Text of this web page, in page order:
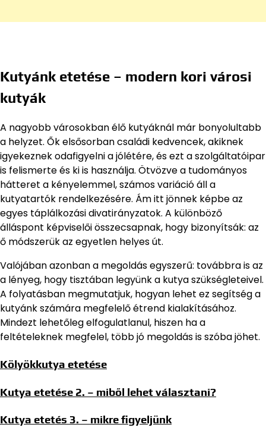
Kutyánk etetése – modern kori városi
kutyák
A nagyobb városokban élő kutyáknál már bonyolultabb
a helyzet. Ők elsősorban családi kedvencek, akiknek
igyekeznek odafigyelni a jólétére, és ezt a szolgáltatóipar
is felismerte és ki is használja. Ötvözve a tudományos
hátteret a kényelemmel, számos variáció áll a
kutyatartók rendelkezésére. Ám itt jönnek képbe az
egyes táplálkozási divatirányzatok. A különböző
álláspont képviselői összecsapnak, hogy bizonyítsák: az
ő módszerük az egyetlen helyes út.
Valójában azonban a megoldás egyszerű: továbbra is az
a lényeg, hogy tisztában legyünk a kutya szükségleteivel.
A folyatásban megmutatjuk, hogyan lehet ez segítség a
kutyánk számára megfelelő étrend kialakításához.
Mindezt lehetőleg elfogulatlanul, hiszen ha a
feltételeknek megfelel, több jó megoldás is szóba jöhet.
Kölyökkutya etetése
Kutya etetése 2. – miből lehet választani?
Kutya etetés 3. – mikre figyeljünk